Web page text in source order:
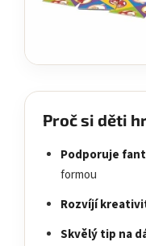
Proč si děti
Podporuje
formou
Rozvíjí
Skvělý tip na